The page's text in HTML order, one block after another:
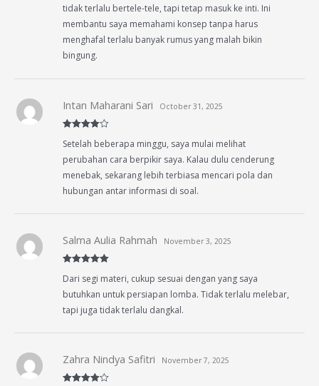
tidak terlalu bertele-tele, tapi tetap masuk ke inti. Ini
membantu saya memahami konsep tanpa harus
menghafal terlalu banyak rumus yang malah bikin
bingung.
out of 5
Intan Maharani Sari October 31, 2025
Setelah beberapa minggu, saya mulai melihat
perubahan cara berpikir saya. Kalau dulu cenderung
menebak, sekarang lebih terbiasa mencari pola dan
hubungan antar informasi di soal.
of 5
Salma Aulia Rahmah November 3, 2025
Dari segi materi, cukup sesuai dengan yang saya
butuhkan untuk persiapan lomba. Tidak terlalu melebar,
tapi juga tidak terlalu dangkal.
Zahra Nindya Safitri November 7, 2025